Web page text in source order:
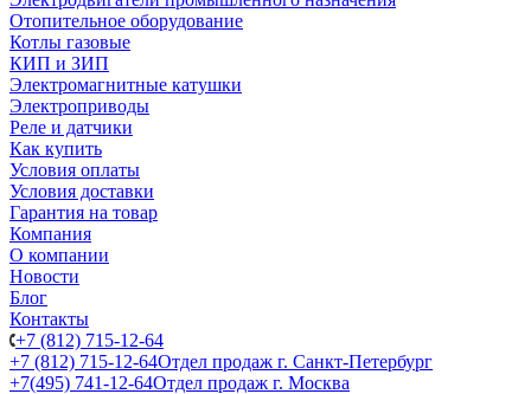
Отопительное оборудование
Котлы газовые
КИП и ЗИП
Электромагнитные катушки
Электроприводы
Реле и датчики
Как купить
Условия оплаты
Условия доставки
Гарантия на товар
Компания
О компании
Новости
Блог
Контакты
+7 (812) 715-12-64
+7 (812) 715-12-64Отдел продаж г. Санкт-Петербург
+7(495) 741-12-64Отдел продаж г. Москва